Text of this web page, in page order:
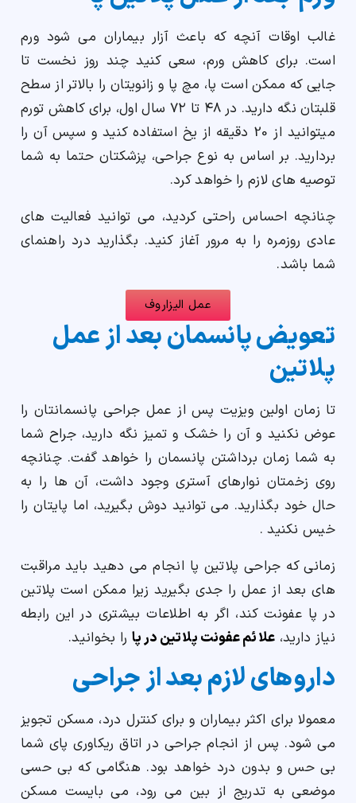
غالب اوقات آنچه که باعث آزار بیماران می شود ورم
است. برای کاهش ورم، سعی کنید چند روز نخست تا
جایی که ممکن است پا، مچ پا و زانویتان را بالاتر از سطح
قلبتان نگه دارید. در ۴۸ تا ۷۲ سال اول، برای کاهش تورم
میتوانید از 20 دقیقه از یخ استفاده کنید و سپس آن را
بردارید. بر اساس به نوع جراحی، پزشکتان حتما به شما
توصیه های لازم را خواهد کرد.
چنانچه احساس راحتی کردید، می توانید فعالیت های
عادی روزمره را به مرور آغاز کنید. بگذارید درد راهنمای
شما باشد.
عمل الیزاروف
تعویض پانسمان بعد از عمل
پلاتین
تا زمان اولین ویزیت پس از عمل جراحی پانسمانتان را
عوض نکنید و آن را خشک و تمیز نگه دارید، جراح شما
به شما زمان برداشتن پانسمان را خواهد گفت. چنانچه
روی زخمتان نوارهای آستری وجود داشت، آن ها را به
حال خود بگذارید. می توانید دوش بگیرید، اما پایتان را
خیس نکنید .
زمانی که جراحی پلاتین پا انجام می دهید باید مراقبت
های بعد از عمل را جدی بگیرید زیرا ممکن است پلاتین
در پا عفونت کند، اگر به اطلاعات بیشتری در این رابطه
نیاز دارید، علائم عفونت پلاتین در پا را بخوانید.
داروهای لازم بعد از جراحی
معمولا برای اکثر بیماران و برای کنترل درد، مسکن تجویز
می شود. پس از انجام جراحی در اتاق ریکاوری پای شما
بی حس و بدون درد خواهد بود. هنگامی که بی حسی
موضعی به تدریج از بین می رود، می بایست مسکن